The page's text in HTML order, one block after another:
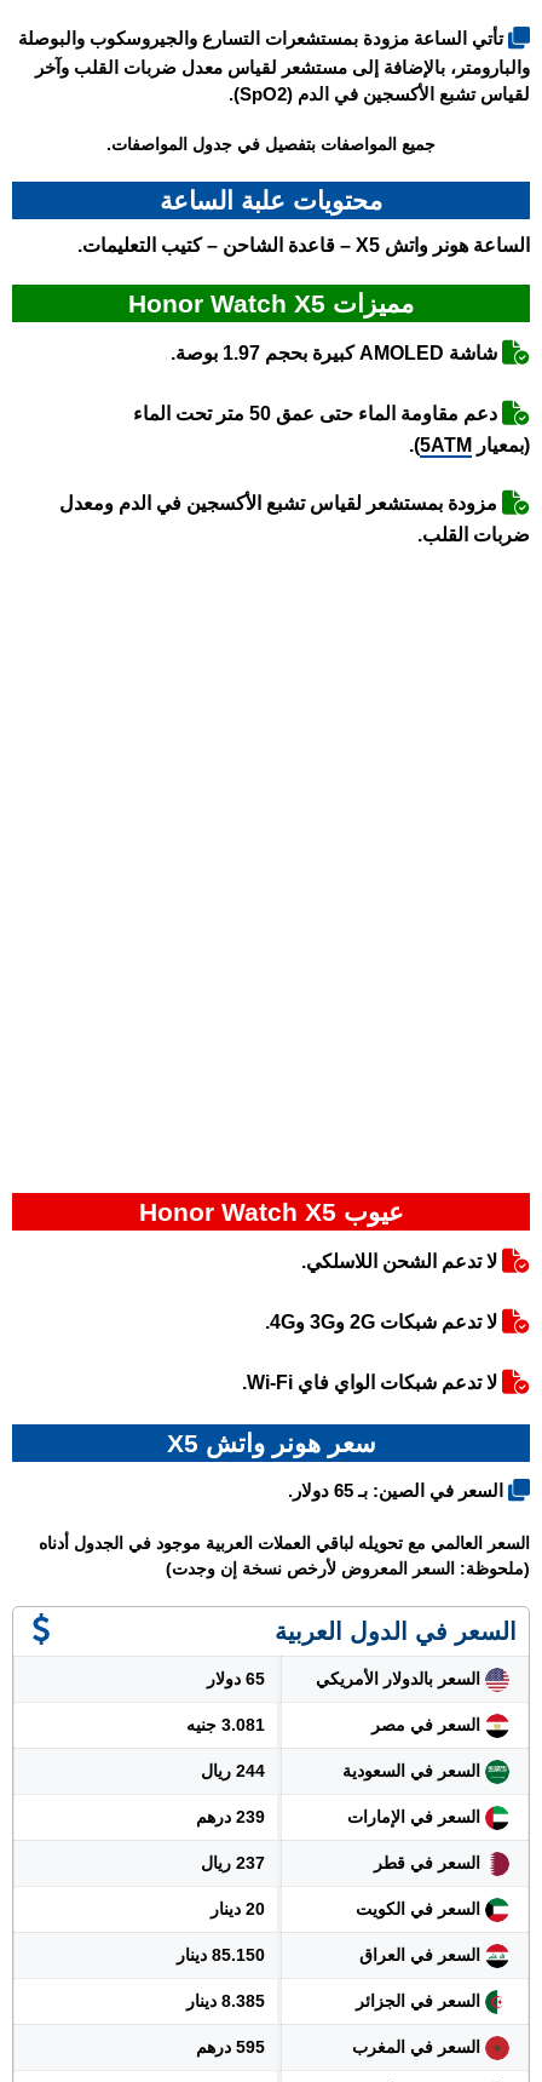
تأتي الساعة مزودة بمستشعرات التسارع والجيروسكوب والبوصلة
والبارومتر، بالإضافة إلى مستشعر لقياس معدل ضربات القلب وآخر
لقياس تشبع الأكسجين في الدم (SpO2).
جميع المواصفات بتفصيل في جدول المواصفات.
محتويات علبة الساعة
الساعة هونر واتش X5 – قاعدة الشاحن – كتيب التعليمات.
مميزات Honor Watch X5
شاشة AMOLED كبيرة بحجم 1.97 بوصة.
دعم مقاومة الماء حتى عمق 50 متر تحت الماء
(بمعيار
5ATM
).
مزودة بمستشعر لقياس تشبع الأكسجين في الدم ومعدل
ضربات القلب.
عيوب Honor Watch X5
لا تدعم الشحن اللاسلكي.
لا تدعم شبكات 2G و3G و4G.
لا تدعم شبكات الواي فاي Wi-Fi.
سعر هونر واتش X5
السعر في الصين: بـ 65 دولار.
السعر العالمي مع تحويله لباقي العملات العربية موجود في الجدول أدناه
(ملحوظة: السعر المعروض لأرخص نسخة إن وجدت)
السعر في الدول العربية
السعر بالدولار الأمريكي 65 دولار
السعر في مصر 3.081 جنيه
السعر في السعودية 244 ريال
السعر في الإمارات 239 درهم
السعر في قطر 237 ريال
السعر في الكويت 20 دينار
السعر في العراق 85.150 دينار
السعر في الجزائر 8.385 دينار
السعر في المغرب 595 درهم